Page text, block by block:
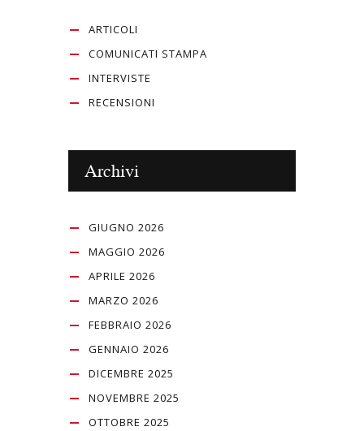
ARTICOLI
COMUNICATI STAMPA
INTERVISTE
RECENSIONI
Archivi
GIUGNO 2026
MAGGIO 2026
APRILE 2026
MARZO 2026
FEBBRAIO 2026
GENNAIO 2026
DICEMBRE 2025
NOVEMBRE 2025
OTTOBRE 2025